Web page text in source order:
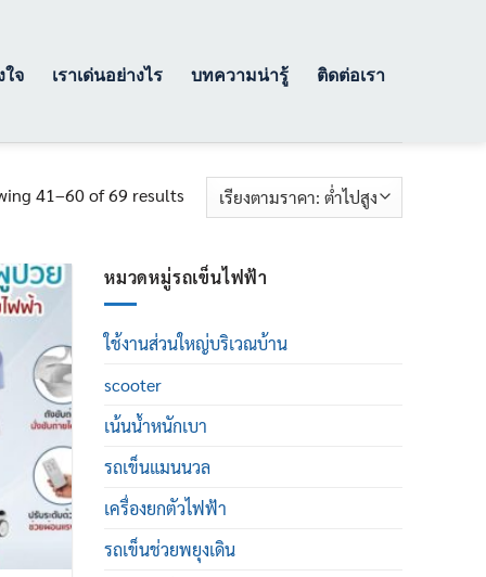
ใจ เราเด่นอย่างไร บทความน่ารู้ ติดต่อเรา
41–60 of 69 resultsSorted
low
high
หมวดหมู่รถเข็นไฟฟ้า
ใช้งานส่วนใหญ่บริเวณบ้าน
scooter
เน้นน้ำหนักเบา
รถเข็นแมนนวล
เครื่องยกตัวไฟฟ้า
รถเข็นช่วยพยุงเดิน